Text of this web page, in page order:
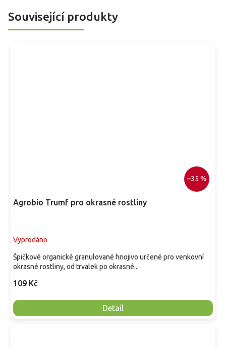
Související produkty
–35 %
Agrobio Trumf pro okrasné rostliny
Vyprodáno
109 Kč
Detail
Špičkové organické granulované hnojivo určené pro venkovní
okrasné rostliny, od trvalek po okrasné...